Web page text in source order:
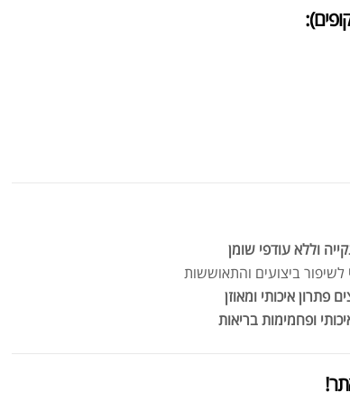
וללא עודפי שומן
לשיפור ביצועים והתאוששות
איכותי ומאוזן
ופחמימות בריאות